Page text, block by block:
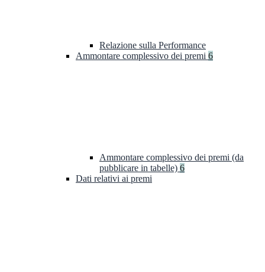
Relazione sulla Performance
Ammontare complessivo dei premi 6
Ammontare complessivo dei premi (da
pubblicare in tabelle) 6
Dati relativi ai premi